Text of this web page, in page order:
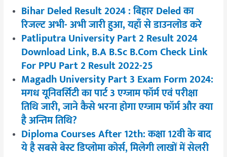
Bihar Deled Result 2024 : बिहार Deled का
रिजल्ट अभी- अभी जारी हुआ, यहाँ से डाउनलोड करे
Patliputra University Part 2 Result 2024
Download Link, B.A B.Sc B.Com Check Link
For PPU Part 2 Result 2022-25
Magadh University Part 3 Exam Form 2024:
मगध यूनिवर्सिटी का पार्ट 3 एग्जाम फॉर्म एवं परीक्षा
तिथि जारी, जाने कैसे भरना होगा एग्जाम फॉर्म और क्या
है अन्तिम तिथि?
Diploma Courses After 12th: कक्षा 12वी के बाद
ये है सबसे बेस्ट डिप्लोमा कोर्स, मिलेगी लाखों में सेलरी